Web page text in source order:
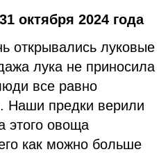
октября 2024 года
открывались луковые
лука не приносила
все равно
Наши предки верили
этого овоща
как можно больше